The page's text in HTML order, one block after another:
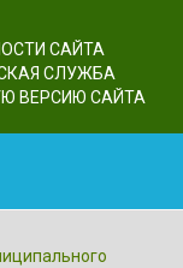
САЙТА
СЛУЖБА
ВЕРСИЮ САЙТА